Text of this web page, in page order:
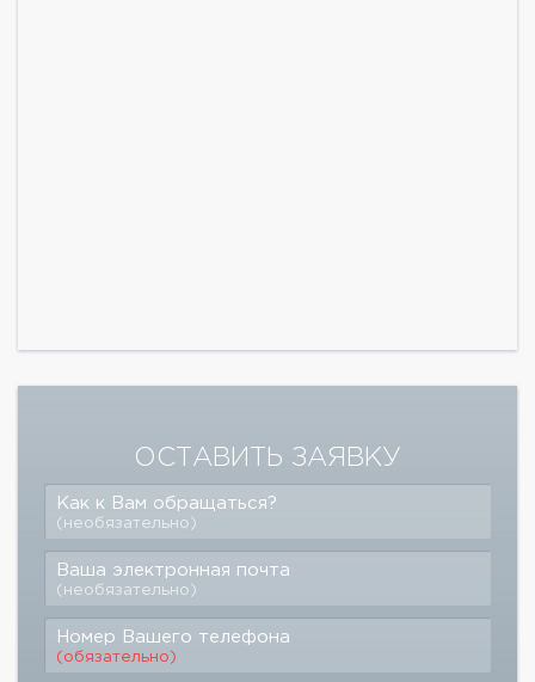
ОСТАВИТЬ ЗАЯВКУ
Как к Вам обращаться?
(необязательно)
Ваша электронная почта
(необязательно)
Номер Вашего телефона
(обязательно)